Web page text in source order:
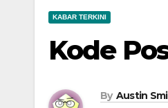
KABAR TERKINI
Kode
By Austin